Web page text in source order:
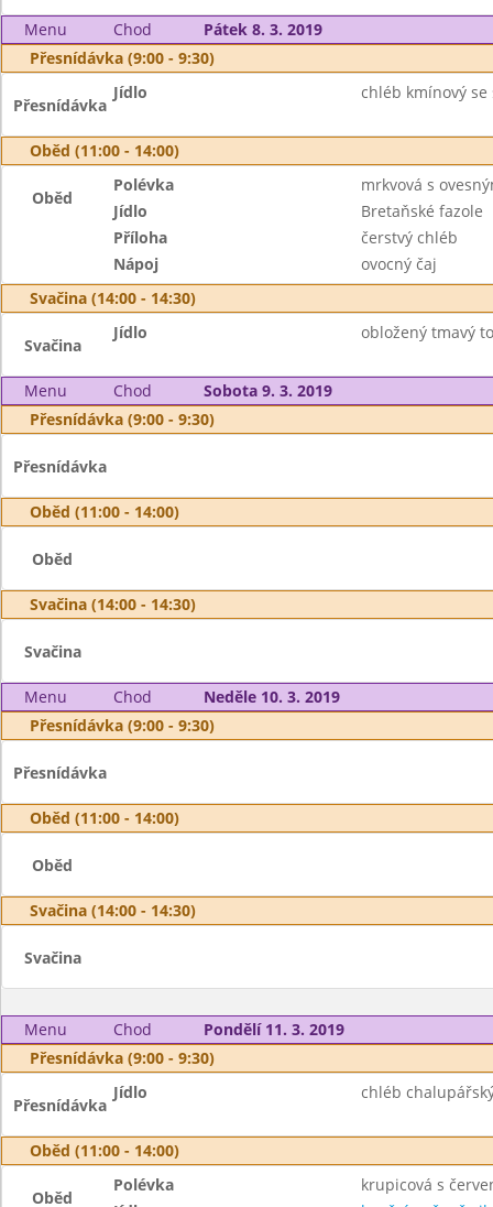
Menu Chod
Pátek 8. 3. 2019
Přesnídávka (9:00 - 9:30)
Přesnídávka
Jídlo chléb kmínový
Oběd (11:00 - 14:00)
Oběd
Polévka
mrkvová s
Jídlo
Bretaňské fazole
Příloha
čerstvý chléb
Nápoj
ovocný čaj
Svačina (14:00 - 14:30)
Svačina
Jídlo obložený tmavý
Menu Chod
Sobota 9. 3. 2019
Přesnídávka (9:00 - 9:30)
Přesnídávka
Oběd (11:00 - 14:00)
Oběd
Svačina (14:00 - 14:30)
Svačina
Menu Chod
Neděle 10. 3. 2019
Přesnídávka (9:00 - 9:30)
Přesnídávka
Oběd (11:00 - 14:00)
Oběd
Svačina (14:00 - 14:30)
Svačina
Menu Chod
Pondělí 11. 3. 2019
Přesnídávka (9:00 - 9:30)
Přesnídávka
Jídlo chléb
Oběd (11:00 - 14:00)
Oběd
Polévka
krupicová s